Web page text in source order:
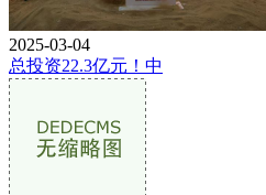
2025-03-04
总投资22.3亿元！中